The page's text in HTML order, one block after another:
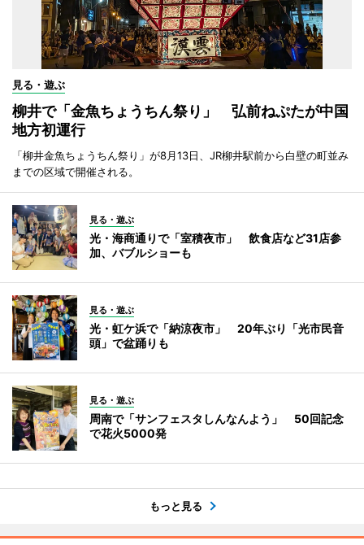
見る・遊ぶ
柳井で「金魚ちょうちん祭り」 弘前ねぷたが中国
地方初運行
「柳井金魚ちょうちん祭り」が8月13日、JR柳井駅前から白壁の町並み
までの区域で開催される。
見る・遊ぶ
光・海商通りで「室積夜市」 飲食店など31店参
加、バブルショーも
見る・遊ぶ
光・虹ケ浜で「納涼夜市」 20年ぶり「光市民音
頭」で盆踊りも
見る・遊ぶ
周南で「サンフェスタしんなんよう」 50回記念
で花火5000発
もっと見る